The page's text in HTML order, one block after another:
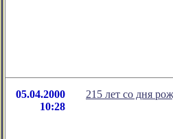
05.04.2000
10:28
215 лет со дня